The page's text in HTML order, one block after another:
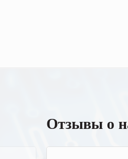
Отзывы о